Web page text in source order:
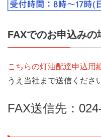
FAXでのお申込みの
こちらの灯油配達申込用
うえ当社まで送信くださ
FAX送信先：